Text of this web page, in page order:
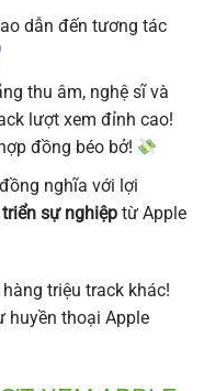
dẫn đến tương tác
thu âm, nghệ sĩ và
lượt xem đỉnh cao!
đồng béo bở!
nghĩa với lợi
sự nghiệptừ Apple
triệu track khác!
huyền thoại Apple